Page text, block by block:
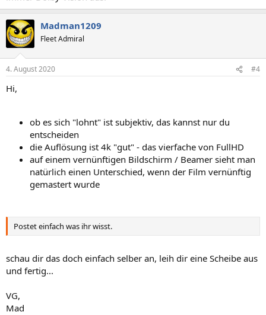
Madman1209
Fleet Admiral
4. August 2020 #4
Hi,
ob es sich "lohnt" ist subjektiv, das kannst nur du
entscheiden
die Auflösung ist 4k "gut" - das vierfache von FullHD
auf einem vernünftigen Bildschirm / Beamer sieht man
natürlich einen Unterschied, wenn der Film vernünftig
gemastert wurde
Postet einfach was ihr wisst.
schau dir das doch einfach selber an, leih dir eine Scheibe aus
und fertig...
VG,
Mad